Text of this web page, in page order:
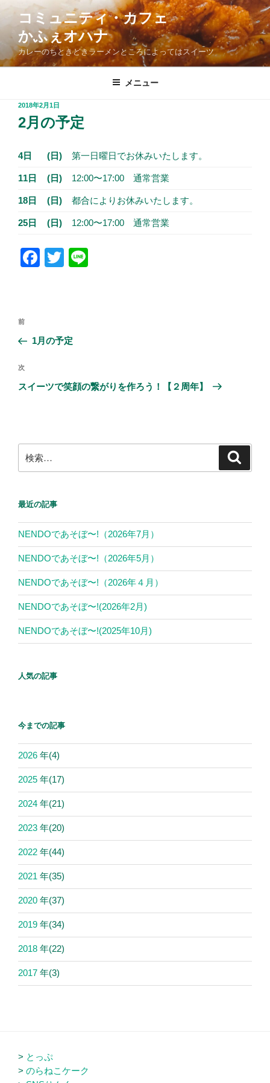
コ
ツ
コミュニティ・カフェ
かふぇオハナ
カレーのちときどきラーメンところによってはスイーツ
メニュー
投
日:
2018年2月1日
2月の予定
4日 (日) 第一日曜日でお休みいたします。
11日 (日) 12:00〜17:00 通常営業
18日 (日) 都合によりお休みいたします。
25日 (日) 12:00〜17:00 通常営業
F
b
k
T
投
ナ
ビ
ゲ
ン
前
の
稿
前
1月の予定
次
の
次
スイーツで笑顔の繋がりを作ろう！【２周年】
索:
最近の記事
NENDOであそぼ〜!（2026年7月）
NENDOであそぼ〜!（2026年5月）
NENDOであそぼ〜!（2026年４月）
NENDOであそぼ〜!(2026年2月)
NENDOであそぼ〜!(2025年10月)
人気の記事
今までの記事
2026 年(4)
2025 年(17)
2024 年(21)
2023 年(20)
2022 年(44)
2021 年(35)
2020 年(37)
2019 年(34)
2018 年(22)
2017 年(3)
とっぷ
のらねこケーク